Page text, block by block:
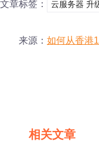
文章标签： 云服务器 升
来源： 如何从香港
相关文章